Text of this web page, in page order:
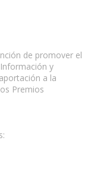
de promover el
y
a la
Premios